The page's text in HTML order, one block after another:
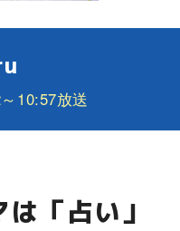
10:57放送
「占い」